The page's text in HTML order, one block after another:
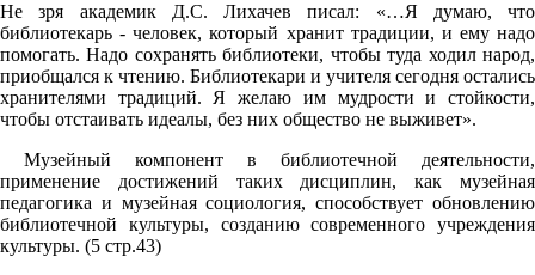
Не зря академик Д.С. Лихачев писал: «…Я думаю, что
библиотекарь - человек, который хранит традиции, и ему надо
помогать. Надо сохранять библиотеки, чтобы туда ходил народ,
приобщался к чтению. Библиотекари и учителя сегодня остались
хранителями традиций. Я желаю им мудрости и стойкости,
чтобы отстаивать идеалы, без них общество не выживет».
Музейный компонент в библиотечной деятельности,
применение достижений таких дисциплин, как музейная
педагогика и музейная социология, способствует обновлению
библиотечной культуры, созданию современного учреждения
культуры. (5 стр.43)